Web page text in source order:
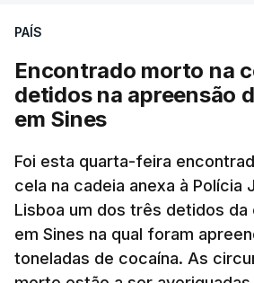
No domingo, estavam
cento dos mais de 20 mil
mas Cristina Mota, porta-voz da
Pública, tem dúvidas de que o
"Durante o fim de semana e
apercebamo-nos que ainda
convocados professores para
disse a professora à agência
PAÍS
Encontrado morto na
detidos na apreensão
em Sines
Foi esta quarta-feira
cela na cadeia anexa à Polícia
Lisboa um dos três detidos da
em Sines na qual foram
toneladas de cocaína. As